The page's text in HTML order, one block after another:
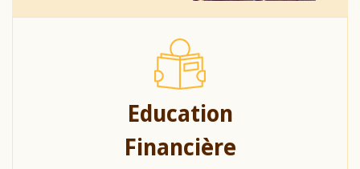
Education
Financière